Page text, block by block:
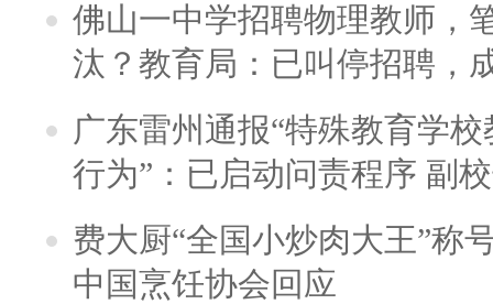
佛山一中学招聘物理教师，
汰？教育局：已叫停招聘，
广东雷州通报“特殊教育学
行为”：已启动问责程序 副
费大厨“全国小炒肉大王”称
中国烹饪协会回应